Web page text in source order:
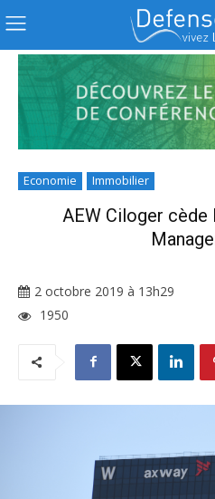
Economie Immobilier
AEW Ciloger cède
2 octobre 2019 à 13h29
1950